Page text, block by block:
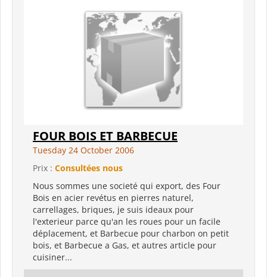
FOUR BOIS ET BARBECUE
Tuesday 24 October 2006
Prix : Consultées nous
Nous sommes une societé qui export, des Four
Bois en acier revétus en pierres naturel,
carrellages, briques, je suis ideaux pour
l'exterieur parce qu'an les roues pour un facile
déplacement, et Barbecue pour charbon on petit
bois, et Barbecue a Gas, et autres article pour
cuisiner...